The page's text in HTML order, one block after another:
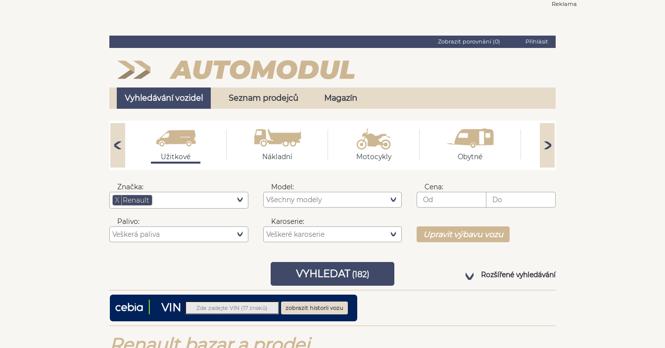
Reklama
Zobrazit porovnání (0) Přihlásit
Vyhledávání vozidel Seznam prodejců Magazín
Užitkové Nákladní Motocykly Obytné
Značka:
X Renault
Model: Cena:
Palivo: Karoserie:
Upravit výbavu vozu
VYHLEDAT (182) Rozšířené vyhledávání
VIN zobrazit historii vozu